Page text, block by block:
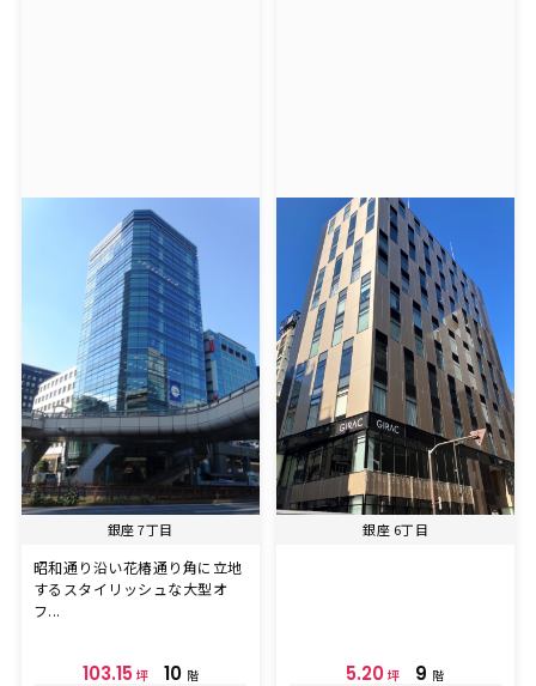
銀座 7丁目
昭和通り沿い花椿通り角に立地
するスタイリッシュな大型オ
フ...
103.15 坪 10 階
銀座 6丁目
5.20 坪 9 階